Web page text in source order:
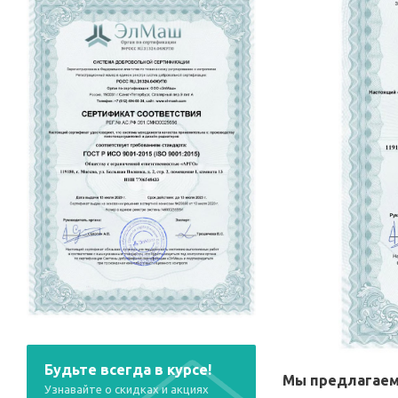
Мы
Будьте всегда в курсе!
Узнавайте о скидках и акциях